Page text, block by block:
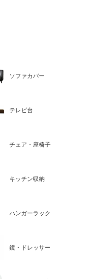
ソファカバー
テレビ台
チェア・座椅子
キッチン収納
ハンガーラック
鏡・ドレッサー